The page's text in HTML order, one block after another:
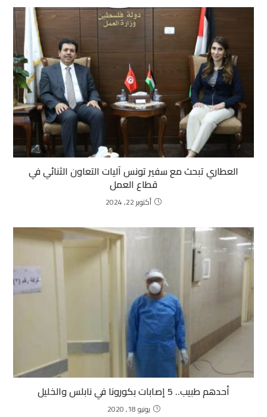
العطاري تبحث مع سفير تونس آليات التعاون الثنائي في
قطاع العمل
أكتوبر 22, 2024
أحدهم طبيب.. 5 إصابات بكورونا في نابلس والخليل
يونيو 18, 2020